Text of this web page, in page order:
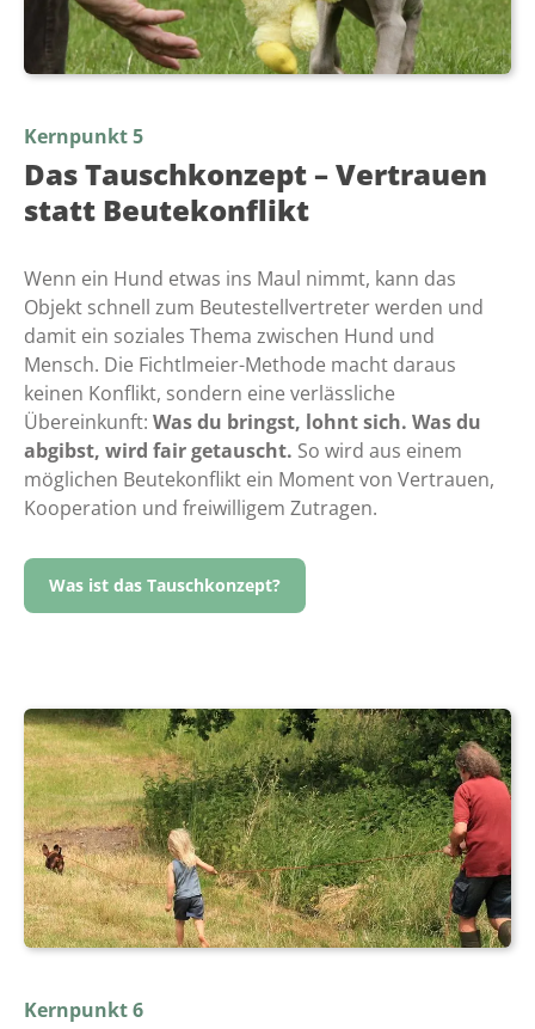
Kernpunkt 5
Das Tauschkonzept – Vertrauen
statt Beutekonflikt
Wenn ein Hund etwas ins Maul nimmt, kann das
Objekt schnell zum Beutestellvertreter werden und
damit ein soziales Thema zwischen Hund und
Mensch. Die Fichtlmeier-Methode macht daraus
keinen Konflikt, sondern eine verlässliche
Übereinkunft: Was du bringst, lohnt sich. Was du
abgibst, wird fair getauscht. So wird aus einem
möglichen Beutekonflikt ein Moment von Vertrauen,
Kooperation und freiwilligem Zutragen.
Was ist das Tauschkonzept?
Kernpunkt 6